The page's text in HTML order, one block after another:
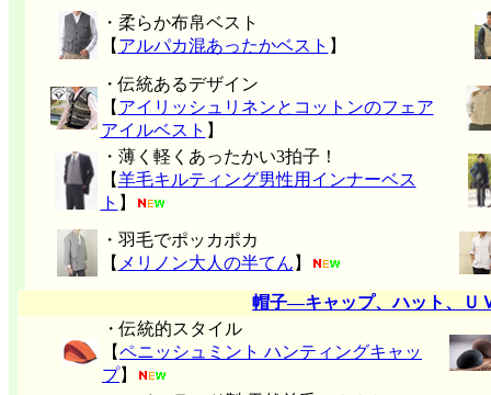
・柔らか布帛ベスト
【 アルパカ混あったかベスト 】
・伝統あるデザイン
【 アイリッシュリネンとコットンのフェア
アイルベスト 】
・薄く軽くあったかい3拍子！
【羊毛キルティング男性用インナーベス
ト 】
・羽毛でポッカポカ
【 メリノン大人の半てん 】
帽子―キャップ、ハット、Ｕ
・伝統的スタイル
【ペニッシュミント ハンティングキャッ
プ】